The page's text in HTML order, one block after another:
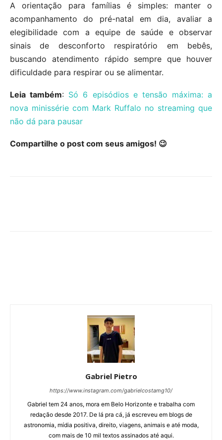
A orientação para famílias é simples: manter o
acompanhamento do pré-natal em dia, avaliar a
elegibilidade com a equipe de saúde e observar
sinais de desconforto respiratório em bebês,
buscando atendimento rápido sempre que houver
dificuldade para respirar ou se alimentar.
Leia também: Só 6 episódios e tensão máxima: a
nova minissérie com Mark Ruffalo no streaming que
não dá para pausar
Compartilhe o post com seus amigos! 😉
Gabriel Pietro
https://www.instagram.com/gabrielcostamg10/
Gabriel tem 24 anos, mora em Belo Horizonte e trabalha com
redação desde 2017. De lá pra cá, já escreveu em blogs de
astronomia, mídia positiva, direito, viagens, animais e até moda,
com mais de 10 mil textos assinados até aqui.